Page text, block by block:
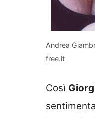
Andrea
free.it
Così